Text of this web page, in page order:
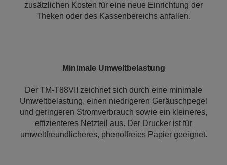
zusätzlichen Kosten für eine neue Einrichtung der
Theken oder des Kassenbereichs anfallen.
Minimale Umweltbelastung
Der TM-T88VII zeichnet sich durch eine minimale
Umweltbelastung, einen niedrigeren Geräuschpegel
und geringeren Stromverbrauch sowie ein kleineres,
effizienteres Netzteil aus. Der Drucker ist für
umweltfreundlicheres, phenolfreies Papier geeignet.